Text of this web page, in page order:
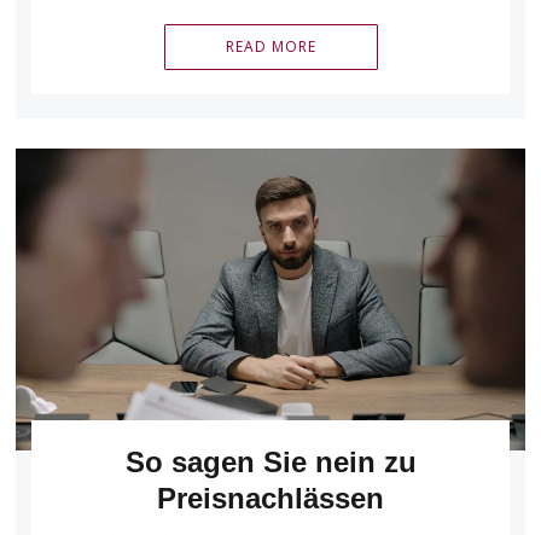
READ MORE
So sagen Sie nein zu
Preisnachlässen